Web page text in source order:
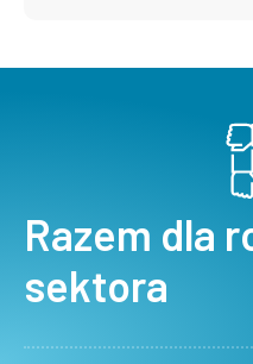
Razem dla
sektora